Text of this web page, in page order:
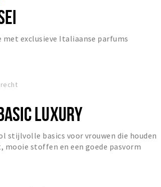
met exclusieve Italiaanse parfums
LUXURY
stijlvolle basics voor vrouwen die houden
mooie stoffen en een goede pasvorm